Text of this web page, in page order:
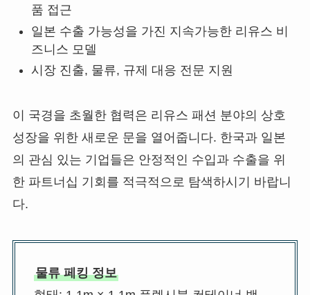
품 접근
일본 수출 가능성을 가진 지속가능한 리유스 비
즈니스 모델
시장 진출, 물류, 규제 대응 전문 지원
이 국경을 초월한 협력은 리유스 패션 분야의 상호
성장을 위한 새로운 문을 열어줍니다. 한국과 일본
의 관심 있는 기업들은 안정적인 수입과 수출을 위
한 파트너십 기회를 적극적으로 탐색하시기 바랍니
다.
물류 페킹 정보